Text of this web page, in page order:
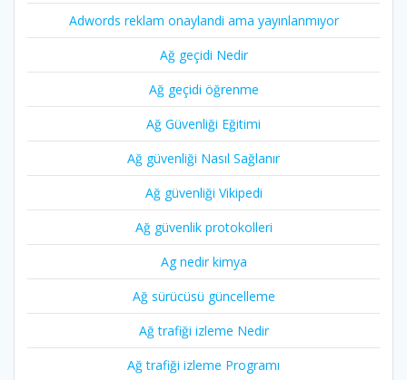
Adwords reklam onaylandi ama yayınlanmıyor
Ağ geçidi Nedir
Ağ geçidi öğrenme
Ağ Güvenliği Eğitimi
Ağ güvenliği Nasıl Sağlanır
Ağ güvenliği Vikipedi
Ağ güvenlik protokolleri
Ag nedir kimya
Ağ sürücüsü güncelleme
Ağ trafiği izleme Nedir
Ağ trafiği izleme Programı